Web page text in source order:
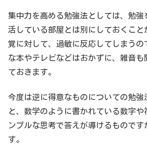
集中力を高める勉強法としては、勉強
活している部屋とは別にしておくこと
覚に対して、過敏に反応してしまう
な本やテレビなどはおかずに、雑音も
ておきます。
今度は逆に得意なものについての勉強
と、数学のように書かれている数字
ンプルな思考で答えが導けるものです
す。